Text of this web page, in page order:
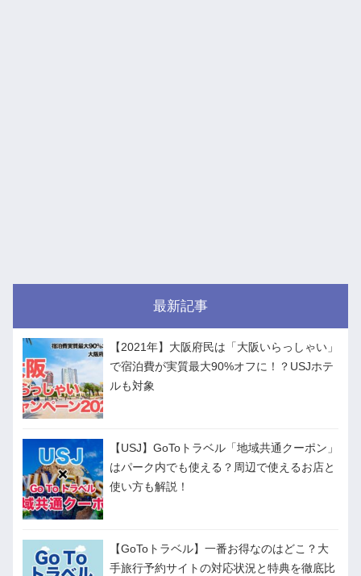
最新記事
【2021年】大阪府民は「大阪いらっしゃい」
で宿泊費が実質最大90%オフに！？USJホテ
ルも対象
【USJ】GoToトラベル「地域共通クーポン」
はパーク内でも使える？周辺で使えるお店と
使い方も解説！
【GoToトラベル】一番お得なのはどこ？大
手旅行予約サイトの対応状況と特典を徹底比